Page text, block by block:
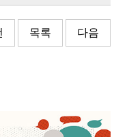
목록 다음